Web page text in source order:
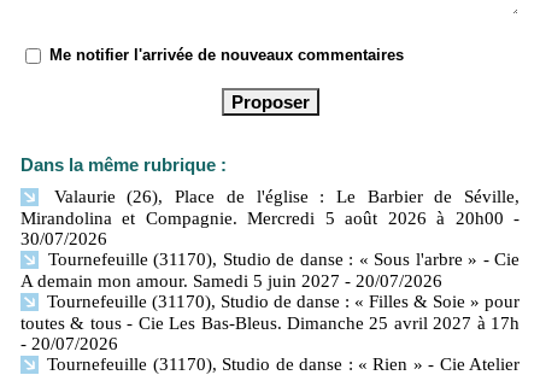
Me notifier l'arrivée de nouveaux commentaires
Dans la même rubrique :
Valaurie (26), Place de l'église : Le Barbier de Séville,
Mirandolina et Compagnie. Mercredi 5 août 2026 à 20h00 -
30/07/2026
Tournefeuille (31170), Studio de danse : « Sous l'arbre » - Cie
A demain mon amour. Samedi 5 juin 2027 - 20/07/2026
Tournefeuille (31170), Studio de danse : « Filles & Soie » pour
toutes & tous - Cie Les Bas-Bleus. Dimanche 25 avril 2027 à 17h
- 20/07/2026
Tournefeuille (31170), Studio de danse : « Rien » - Cie Atelier